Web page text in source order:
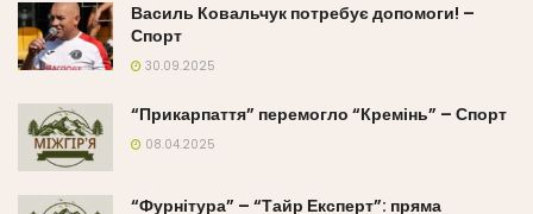
Василь Ковальчук потребує допомоги! –
Спорт
30.09.2025
“Прикарпаття” перемогло “Кремінь” – Спорт
08.04.2025
“Фурнітура” – “Тайр Експерт”: пряма